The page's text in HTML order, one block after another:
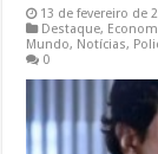
13 de fevereiro de
Destaque,
Mundo, Notícias,
0